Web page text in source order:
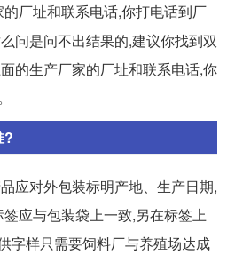
厂址和联系电话,你打电话到厂
问是问不出结果的,建议你找到双
的生产厂家的厂址和联系电话,你
?
应对外包装标明产地、生产日期,
应与包装袋上一致,另在标签上
字样只需要饲料厂与养殖场达成